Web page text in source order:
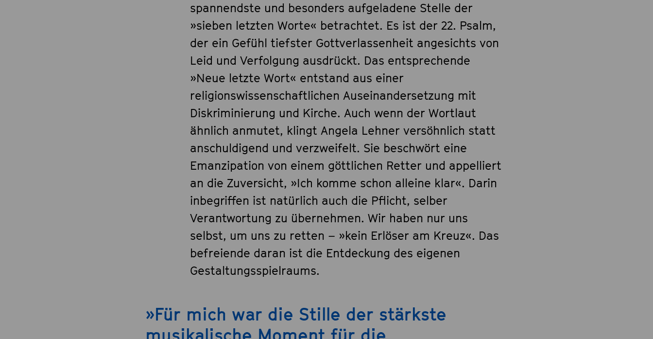
spannendste und besonders aufgeladene Stelle der
»sieben letzten Worte« betrachtet. Es ist der 22. Psalm,
der ein Gefühl tiefster Gottverlassenheit angesichts von
Leid und Verfolgung ausdrückt. Das entsprechende
»Neue letzte Wort« entstand aus einer
religionswissenschaftlichen Auseinandersetzung mit
Diskriminierung und Kirche. Auch wenn der Wortlaut
ähnlich anmutet, klingt Angela Lehner versöhnlich statt
anschuldigend und verzweifelt. Sie beschwört eine
Emanzipation von einem göttlichen Retter und appelliert
an die Zuversicht, »Ich komme schon alleine klar«. Darin
inbegriffen ist natürlich auch die Pflicht, selber
Verantwortung zu übernehmen. Wir haben nur uns
selbst, um uns zu retten – »kein Erlöser am Kreuz«. Das
befreiende daran ist die Entdeckung des eigenen
Gestaltungsspielraums.
»Für mich war die Stille der stärkste
musikalische Moment für die